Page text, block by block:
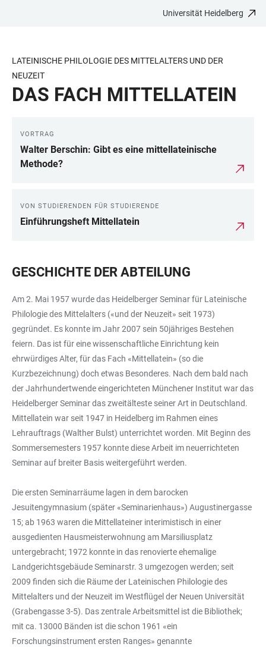
BARRIEREFREIHEIT
Universität Heidelberg
LATEINISCHE PHILOLOGIE DES MITTELALTERS UND DER
NEUZEIT
DAS FACH MITTELLATEIN
LINKS
VORTRAG
Walter Berschin: Gibt es eine mittellateinische
Methode?
VON STUDIERENDEN FÜR STUDIERENDE
Einführungsheft Mittellatein
GESCHICHTE DER ABTEILUNG
Am 2. Mai 1957 wurde das Heidelberger Seminar für Lateinische
Philologie des Mittelalters («und der Neuzeit» seit 1973)
gegründet. Es konnte im Jahr 2007 sein 50jähriges Bestehen
feiern. Das ist für eine wissenschaftliche Einrichtung kein
ehrwürdiges Alter, für das Fach «Mittellatein» (so die
Kurzbezeichnung) doch etwas Besonderes. Nach dem bald nach
der Jahrhundertwende eingerichteten Münchener Institut war das
Heidelberger Seminar das zweitälteste seiner Art in Deutschland.
Mittellatein war seit 1947 in Heidelberg im Rahmen eines
Lehrauftrags (Walther Bulst) unterrichtet worden. Mit Beginn des
Sommersemesters 1957 konnte diese Arbeit im neuerrichteten
Seminar auf breiter Basis weitergeführt werden.
Die ersten Seminarräume lagen in dem barocken
Jesuitengymnasium (später «Seminarienhaus») Augustinergasse
15; ab 1963 waren die Mittellateiner interimistisch in einer
ausgedienten Hausmeisterwohnung am Marsiliusplatz
untergebracht; 1972 konnte in das renovierte ehemalige
Landgerichtsgebäude Seminarstr. 3 umgezogen werden; seit
2009 finden sich die Räume der Lateinischen Philologie des
Mittelalters und der Neuzeit im Westflügel der Neuen Universität
(Grabengasse 3-5). Das zentrale Arbeitsmittel ist die Bibliothek;
mit ca. 13000 Bänden ist die schon 1961 «ein
Forschungsinstrument ersten Ranges» genannte